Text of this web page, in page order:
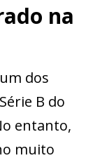
na
dos
B do
entanto,
muito